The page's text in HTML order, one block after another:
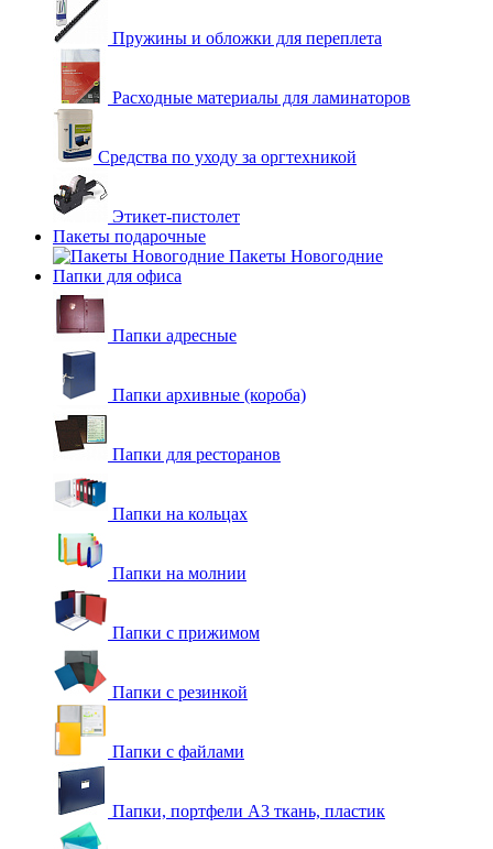
Пружины и обложки для переплета
Расходные материалы для ламинаторов
Средства по уходу за оргтехникой
Этикет-пистолет
Пакеты подарочные
Пакеты Новогодние
Папки для офиса
Папки адресные
Папки архивные (короба)
Папки для ресторанов
Папки на кольцах
Папки на молнии
Папки с прижимом
Папки с резинкой
Папки с файлами
Папки, портфели А3 ткань, пластик